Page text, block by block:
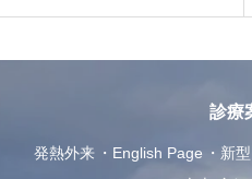
診療
発熱外来 English Page
新